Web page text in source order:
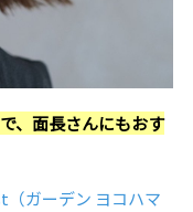
、面長さんにもおす
（ガーデン ヨコハマ